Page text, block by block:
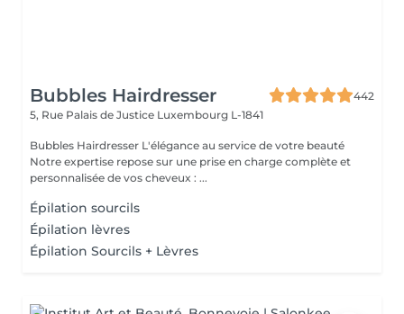
Bubbles Hairdresser
442
5, Rue Palais de Justice Luxembourg L-1841
Bubbles Hairdresser L'élégance au service de votre beauté
Notre expertise repose sur une prise en charge complète et
personnalisée de vos cheveux : ...
Épilation sourcils
Épilation lèvres
Épilation Sourcils + Lèvres